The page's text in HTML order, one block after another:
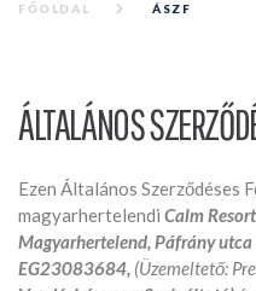
FŐOLDAL ÁSZF
ÁLTALÁNOS
Ezen Általános Szerződéses
magyarhertelendi Calm
Magyarhertelend, Páfrány
EG23083684, (Üzemeltető: